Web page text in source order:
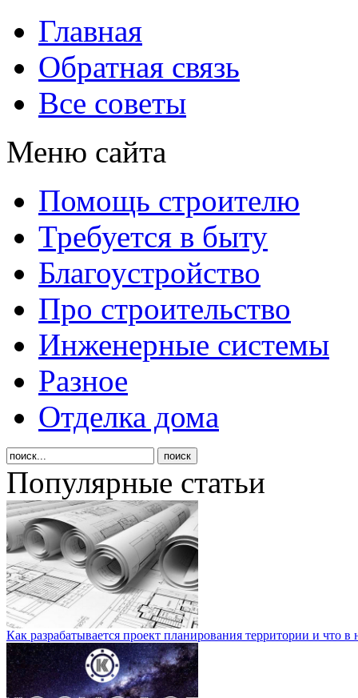
Главная
Обратная связь
Все советы
Меню сайта
Помощь строителю
Требуется в быту
Благоустройство
Про строительство
Инженерные системы
Разное
Отделка дома
Популярные статьи
Как разрабатывается проект планирования территории и что в